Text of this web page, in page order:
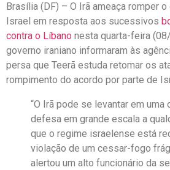
Brasília (DF) – O Irã ameaça romper
Israel em resposta aos sucessivos
contra o Líbano nesta quarta-feira
governo iraniano informaram às
persa que Teerã estuda retomar os
rompimento do acordo por parte de
“O Irã pode se levantar em uma
defesa em grande escala a
que o regime israelense está
violação de um cessar-fogo
alertou um alto funcionário da